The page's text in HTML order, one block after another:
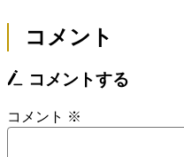
コメント
コメントする
コメント ※